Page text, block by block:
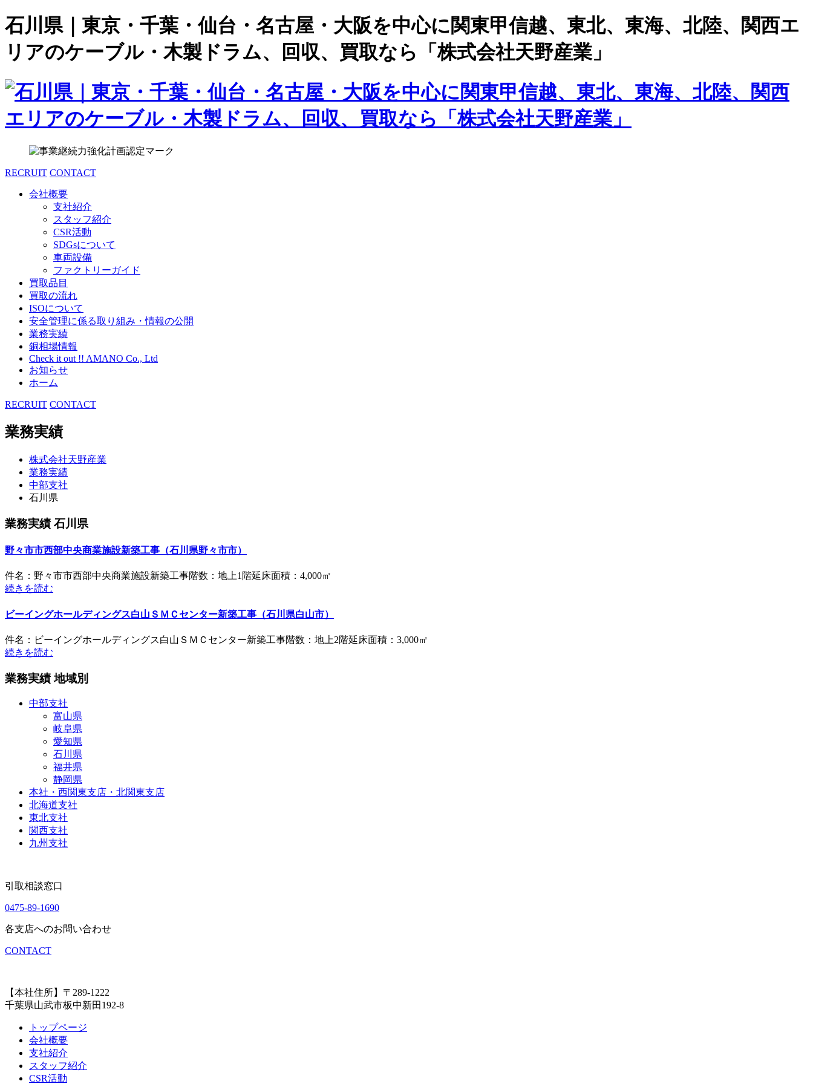
石川県｜東京・千葉・仙台・名古屋・大阪を中心に関東甲信越、東北、東海、北陸、関西エ
リアのケーブル・木製ドラム、回収、買取なら「株式会社天野産業」
RECRUIT CONTACT
会社概要
支社紹介
スタッフ紹介
CSR活動
SDGsについて
車両設備
ファクトリーガイド
買取品目
買取の流れ
ISOについて
安全管理に係る取り組み・情報の公開
業務実績
銅相場情報
Check it out !! AMANO Co., Ltd
お知らせ
ホーム
RECRUIT CONTACT
業務実績
株式会社天野産業
業務実績
中部支社
石川県
業務実績 石川県
野々市市西部中央商業施設新築工事（石川県野々市市）
件名：野々市市西部中央商業施設新築工事階数：地上1階延床面積：4,000㎡
続きを読む
ビーイングホールディングス白山ＳＭＣセンター新築工事（石川県白山市）
件名：ビーイングホールディングス白山ＳＭＣセンター新築工事階数：地上2階延床面積：3,000㎡
続きを読む
業務実績 地域別
中部支社
富山県
岐阜県
愛知県
石川県
福井県
静岡県
本社・西関東支店・北関東支店
北海道支社
東北支社
関西支社
九州支社
引取相談窓口
0475-89-1690
各支店へのお問い合わせ
CONTACT
【本社住所】〒289-1222
千葉県山武市板中新田192-8
トップページ
会社概要
支社紹介
スタッフ紹介
CSR活動